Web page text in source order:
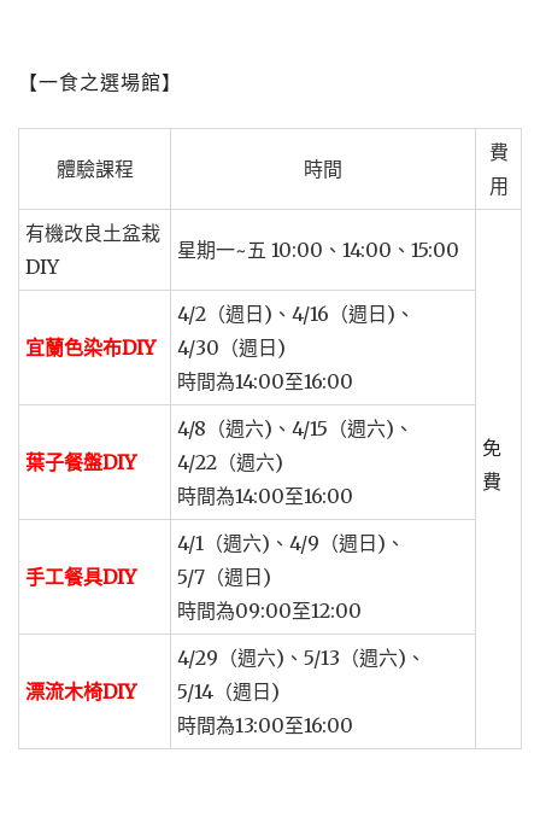
【一食之選場館】
體驗課程 時間
費
用
有機改良土盆栽
DIY
星期一~五 10:00、14:00、15:00
免
費
宜蘭色染布DIY
4/2（週日)、4/16（週日)、
4/30（週日)
時間為14:00至16:00
葉子餐盤DIY
4/8（週六)、4/15（週六)、
4/22（週六)
時間為14:00至16:00
手工餐具DIY
4/1（週六)、4/9（週日)、
5/7（週日)
時間為09:00至12:00
漂流木椅DIY
4/29（週六)、5/13（週六)、
5/14（週日)
時間為13:00至16:00